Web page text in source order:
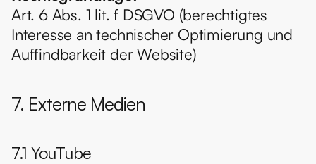
Art. 6 Abs. 1 lit. f DSGVO (berechtigtes
Interesse an technischer Optimierung und
Auffindbarkeit der Website)
7. Externe Medien
7.1 YouTube